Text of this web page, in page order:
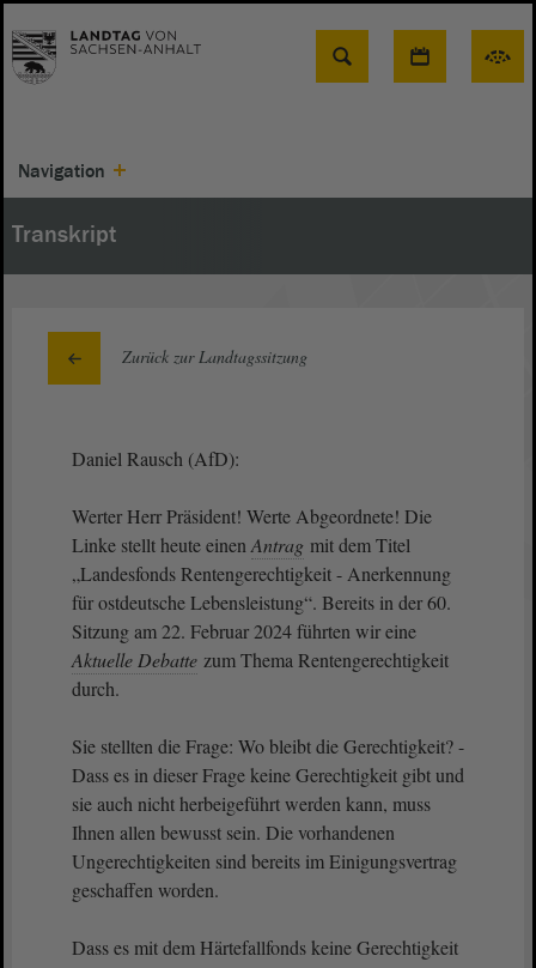
Suche
Navigation
Transkript
Zurück zur Landtagssitzung
Daniel Rausch (AfD):
Werter Herr Präsident! Werte Abgeordnete! Die
Linke stellt heute einen Antrag mit dem Titel
„Landesfonds Rentengerechtigkeit - Anerkennung
für ostdeutsche Lebensleistung“. Bereits in der 60.
Sitzung am 22. Februar 2024 führten wir eine
Aktuelle Debatte zum Thema Rentengerechtigkeit
durch.
Sie stellten die Frage: Wo bleibt die Gerechtigkeit? -
Dass es in dieser Frage keine Gerechtigkeit gibt und
sie auch nicht herbeigeführt werden kann, muss
Ihnen allen bewusst sein. Die vorhandenen
Ungerechtigkeiten sind bereits im Einigungsvertrag
geschaffen worden.
Dass es mit dem Härtefallfonds keine Gerechtigkeit